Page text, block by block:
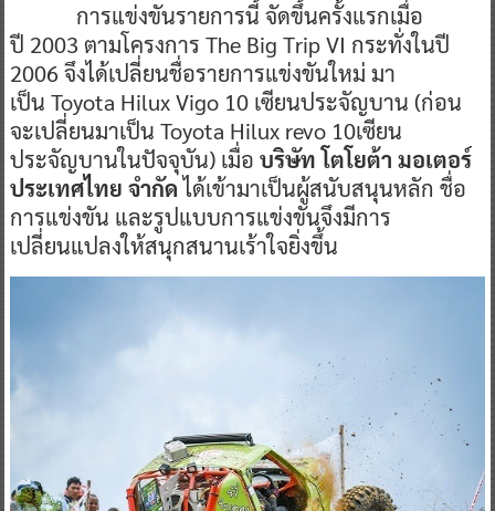
การแข่งขันรายการนี้ จัดขึ้นครั้งแรกเมื่อ
ปี 2003 ตามโครงการ The Big Trip VI กระทั่งในปี
2006 จึงได้เปลี่ยนชื่อรายการแข่งขันใหม่ มา
เป็น Toyota Hilux Vigo 10 เซียนประจัญบาน (ก่อน
จะเปลี่ยนมาเป็น Toyota Hilux revo 10เซียน
ประจัญบานในปัจจุบัน) เมื่อ บริษัท โตโยต้า มอเตอร์
ประเทศไทย จำกัดได้เข้ามาเป็นผู้สนับสนุนหลัก ชื่อ
การแข่งขัน และรูปแบบการแข่งขันจึงมีการ
เปลี่ยนแปลงให้สนุกสนานเร้าใจยิ่งขึ้น